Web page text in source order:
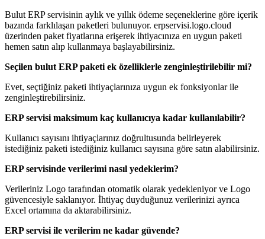
Bulut ERP servisinin aylık ve yıllık ödeme seçeneklerine göre içerik
bazında farklılaşan paketleri bulunuyor. erpservisi.logo.cloud
üzerinden paket fiyatlarına erişerek ihtiyacınıza en uygun paketi
hemen satın alıp kullanmaya başlayabilirsiniz.
Seçilen bulut ERP paketi ek özelliklerle zenginleştirilebilir mi?
Evet, seçtiğiniz paketi ihtiyaçlarınıza uygun ek fonksiyonlar ile
zenginleştirebilirsiniz.
ERP servisi maksimum kaç kullanıcıya kadar kullanılabilir?
Kullanıcı sayısını ihtiyaçlarınız doğrultusunda belirleyerek
istediğiniz paketi istediğiniz kullanıcı sayısına göre satın alabilirsiniz.
ERP servisinde verilerimi nasıl yedeklerim?
Verileriniz Logo tarafından otomatik olarak yedekleniyor ve Logo
güvencesiyle saklanıyor. İhtiyaç duyduğunuz verilerinizi ayrıca
Excel ortamına da aktarabilirsiniz.
ERP servisi ile verilerim ne kadar güvende?